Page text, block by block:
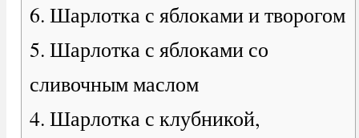
6. Шарлотка с яблоками и творогом
5. Шарлотка с яблоками со
сливочным маслом
4. Шарлотка с клубникой,